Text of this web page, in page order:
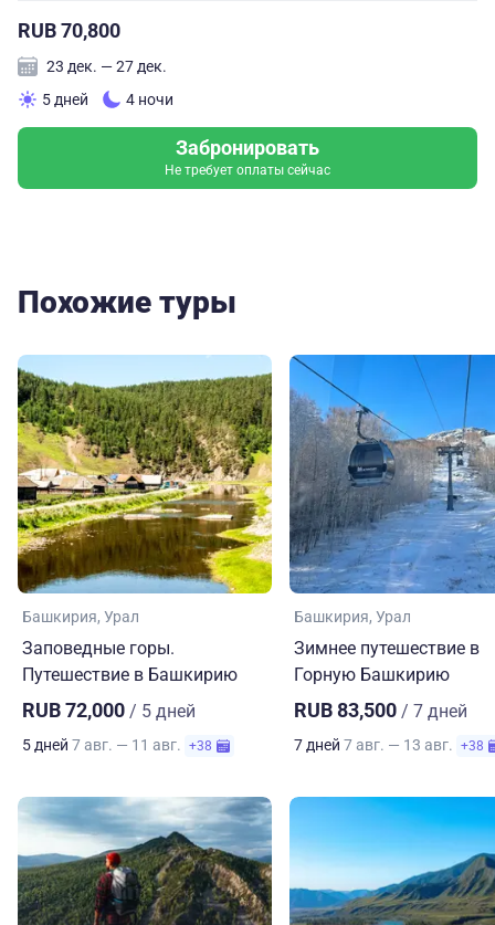
RUB 70,800
23 дек. — 27 дек.
5 дней
4 ночи
Забронировать
Не требует оплаты сейчас
Похожие туры
Башкирия Урал
Заповедные горы.
Путешествие в Башкирию
RUB 72,000 / 5 дней
5 дней 7 авг. — 11 авг. +38
Башкирия Урал
Зимнее путешествие в
Горную Башкирию
RUB 83,500 / 7 дней
7 дней 7 авг. — 13 авг. +38